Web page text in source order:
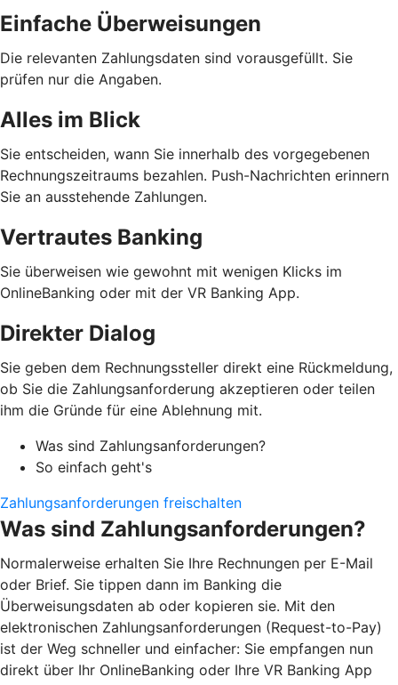
Einfache Überweisungen
Die relevanten Zahlungsdaten sind vorausgefüllt. Sie
prüfen nur die Angaben.
Alles im Blick
Sie entscheiden, wann Sie innerhalb des vorgegebenen
Rechnungszeitraums bezahlen. Push-Nachrichten erinnern
Sie an ausstehende Zahlungen.
Vertrautes Banking
Sie überweisen wie gewohnt mit wenigen Klicks im
OnlineBanking oder mit der VR Banking App.
Direkter Dialog
Sie geben dem Rechnungssteller direkt eine Rückmeldung,
ob Sie die Zahlungsanforderung akzeptieren oder teilen
ihm die Gründe für eine Ablehnung mit.
Was sind Zahlungsanforderungen?
So einfach geht's
Zahlungsanforderungen freischalten
Was sind Zahlungsanforderungen?
Normalerweise erhalten Sie Ihre Rechnungen per E-Mail
oder Brief. Sie tippen dann im Banking die
Überweisungsdaten ab oder kopieren sie. Mit den
elektronischen Zahlungsanforderungen (Request-to-Pay)
ist der Weg schneller und einfacher: Sie empfangen nun
direkt über Ihr OnlineBanking oder Ihre VR Banking App